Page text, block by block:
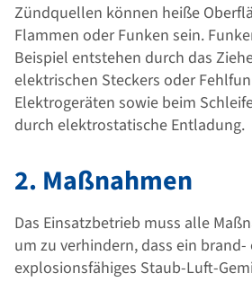
Zündquellen können heiße
Flammen oder Funken sein.
Beispiel entstehen durch das
elektrischen Steckers oder
Elektrogeräten sowie beim
durch elektrostatische Entladung.
2. Maßnahmen
Das Einsatzbetrieb muss alle
um zu verhindern, dass ein brand-
explosionsfähiges Staub-Luft-